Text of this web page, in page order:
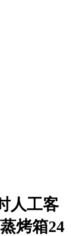
人工客
烤箱24